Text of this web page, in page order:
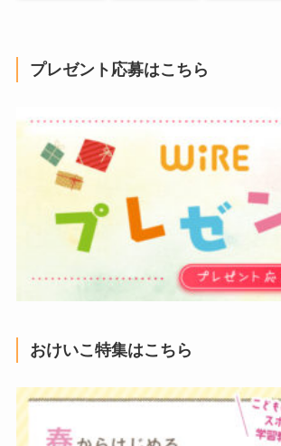
プレゼント応募はこちら
おけいこ特集はこちら